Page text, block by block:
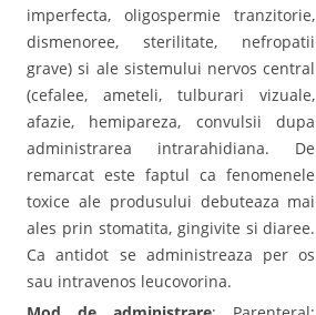
imperfecta, oligospermie tranzitorie,
dismenoree, sterilitate, nefropatii
grave) si ale sistemului nervos central
(cefalee, ameteli, tulburari vizuale,
afazie, hemipareza, convulsii dupa
administrarea intrarahidiana. De
remarcat este faptul ca fenomenele
toxice ale produsului debuteaza mai
ales prin stomatita, gingivite si diaree.
Ca antidot se administreaza per os
sau intravenos leucovorina.